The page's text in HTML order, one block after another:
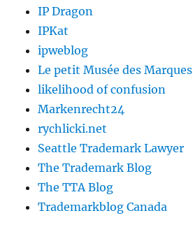
IP Dragon
IPKat
ipweblog
Le petit Musée des Marques
likelihood of confusion
Markenrecht24
rychlicki.net
Seattle Trademark Lawyer
The Trademark Blog
The TTA Blog
Trademarkblog Canada